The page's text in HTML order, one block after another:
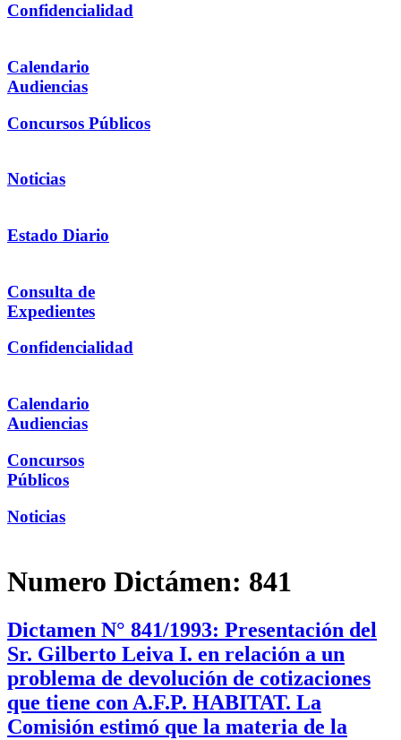
Confidencialidad
Calendario
Audiencias
Concursos Públicos
Noticias
Estado Diario
Consulta de
Expedientes
Confidencialidad
Calendario
Audiencias
Concursos
Públicos
Noticias
Numero Dictámen: 841
Dictamen N° 841/1993: Presentación del
Sr. Gilberto Leiva I. en relación a un
problema de devolución de cotizaciones
que tiene con A.F.P. HABITAT. La
Comisión estimó que la materia de la